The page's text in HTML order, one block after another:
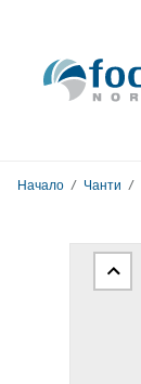
Начало Чанти